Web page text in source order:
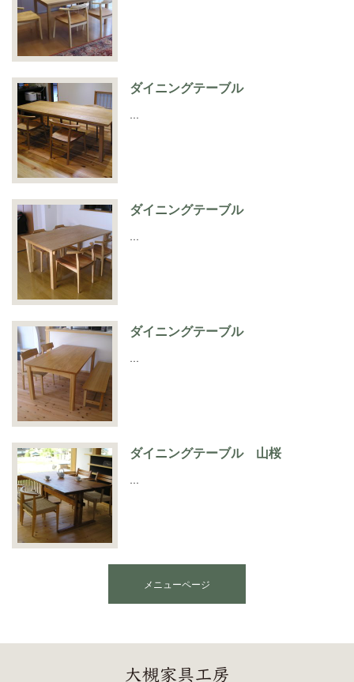
ダイニングテーブル
…
ダイニングテーブル
…
ダイニングテーブル
…
ダイニングテーブル 山桜
…
メニューページ